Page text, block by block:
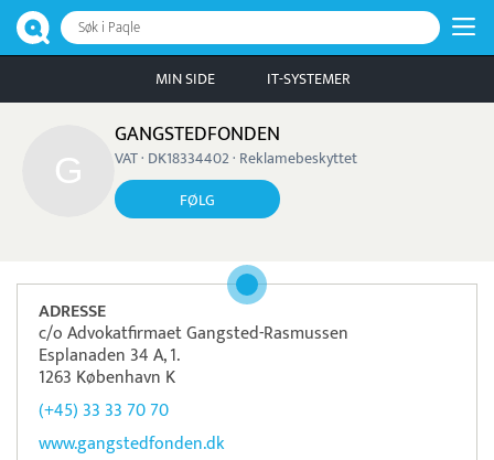
Søk i Paqle
MIN SIDE IT-SYSTEMER
GANGSTEDFONDEN
VAT · DK18334402 · Reklamebeskyttet
FØLG
ADRESSE
c/o Advokatfirmaet Gangsted-Rasmussen
Esplanaden 34 A, 1.
1263 København K
(+45) 33 33 70 70
www.gangstedfonden.dk